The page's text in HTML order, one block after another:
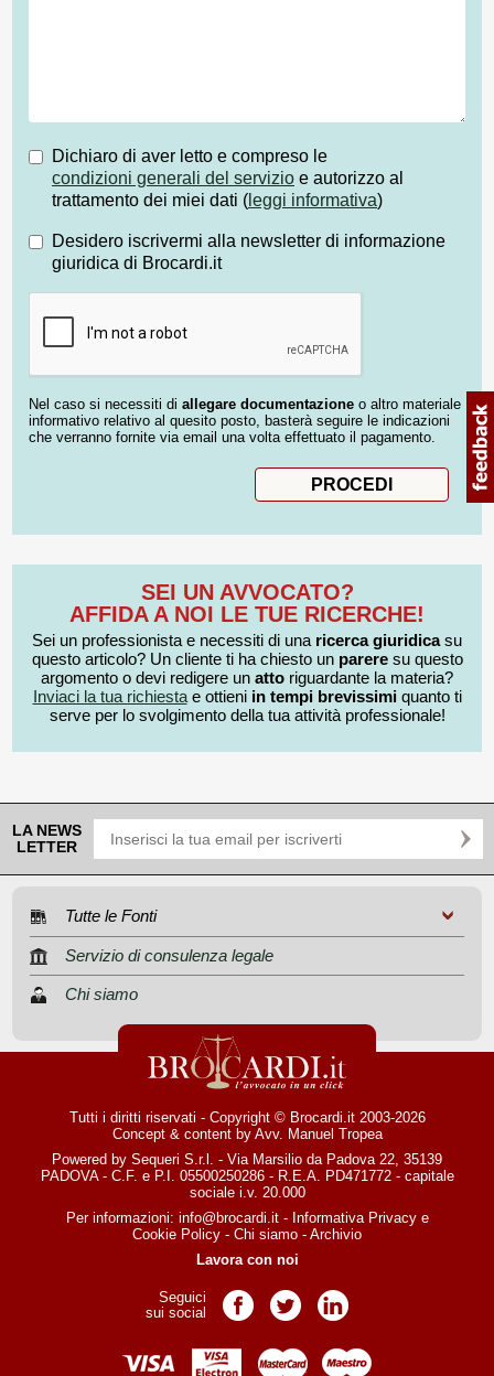
Dichiaro di aver letto e compreso le
condizioni generali del servizio e autorizzo al
trattamento dei miei dati ( leggi informativa)
Desidero iscrivermi alla newsletter di informazione
giuridica di Brocardi.it
Nel caso si necessiti di allegare documentazione o altro materiale
informativo relativo al quesito posto, basterà seguire le indicazioni
che verranno fornite via email una volta effettuato il pagamento.
SEI UN AVVOCATO?
AFFIDA A NOI LE TUE RICERCHE!
Sei un professionista e necessiti di una ricerca giuridicasu
questo articolo? Un cliente ti ha chiesto un pareresu questo
argomento o devi redigere un atto riguardante la materia?
Inviaci la tua richiestae ottieni in tempi brevissimiquanto ti
serve per lo svolgimento della tua attività professionale!
LA NEWS
LETTER
Tutte le Fonti
Servizio di consulenza legale
Chi siamo
Tutti i diritti riservati - Copyright © Brocardi.it 2003-2026
Concept & content by Avv. Manuel Tropea
Powered by Sequeri S.r.l. - Via Marsilio da Padova 22, 35139
PADOVA - C.F. e P.I. 05500250286 - R.E.A. PD471772 - capitale
sociale i.v. 20.000
Per informazioni: info@brocardi.it- Informativa Privacye
Cookie Policy - Chi siamo - Archivio
Lavora con noi
Seguici
sui social
Pagina Facebook
Pagina TwitterPagina LinkedIn